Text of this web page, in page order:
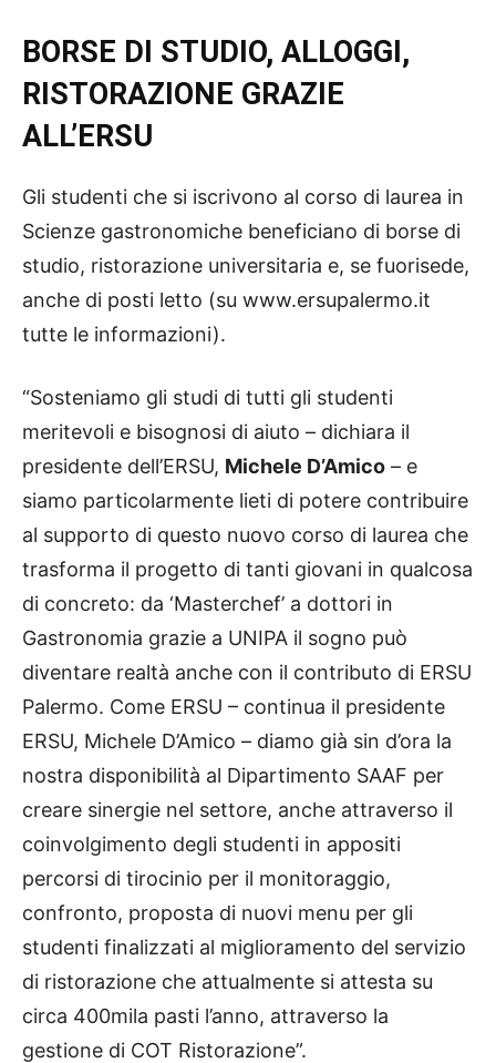
BORSE DI STUDIO, ALLOGGI,
RISTORAZIONE GRAZIE
ALL’ERSU
Gli studenti che si iscrivono al corso di laurea in
Scienze gastronomiche beneficiano di borse di
studio, ristorazione universitaria e, se fuorisede,
anche di posti letto (su www.ersupalermo.it
tutte le informazioni).
“Sosteniamo gli studi di tutti gli studenti
meritevoli e bisognosi di aiuto – dichiara il
presidente dell’ERSU, Michele D’Amico – e
siamo particolarmente lieti di potere contribuire
al supporto di questo nuovo corso di laurea che
trasforma il progetto di tanti giovani in qualcosa
di concreto: da ‘Masterchef’ a dottori in
Gastronomia grazie a UNIPA il sogno può
diventare realtà anche con il contributo di ERSU
Palermo. Come ERSU – continua il presidente
ERSU, Michele D’Amico – diamo già sin d’ora la
nostra disponibilità al Dipartimento SAAF per
creare sinergie nel settore, anche attraverso il
coinvolgimento degli studenti in appositi
percorsi di tirocinio per il monitoraggio,
confronto, proposta di nuovi menu per gli
studenti finalizzati al miglioramento del servizio
di ristorazione che attualmente si attesta su
circa 400mila pasti l’anno, attraverso la
gestione di COT Ristorazione”.